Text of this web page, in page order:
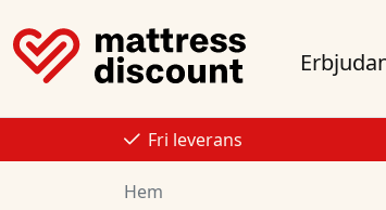
Fri leverans
Hem